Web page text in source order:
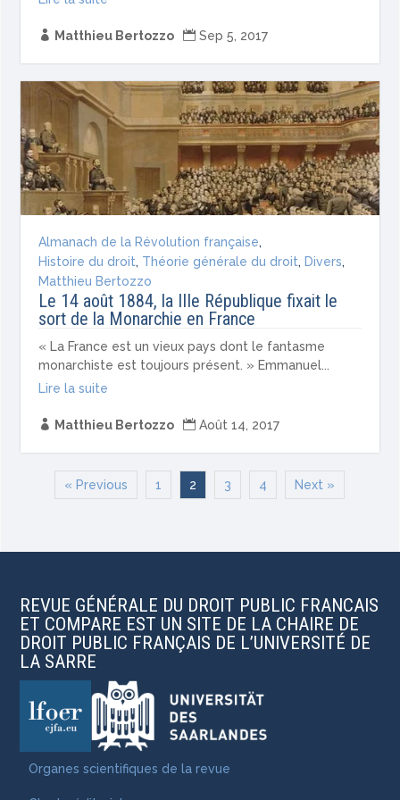
 Matthieu Bertozzo  Sep 5, 2017
Almanach de la Révolution française,
Histoire du droit, Théorie générale du droit, Divers,
Matthieu Bertozzo
Le 14 août 1884, la IIIe République fixait le
sort de la Monarchie en France
« La France est un vieux pays dont le fantasme
monarchiste est toujours présent. » Emmanuel...
Lire la suite
 Matthieu Bertozzo  Août 14, 2017
« Previous 1 2 3 4 Next »
REVUE GÉNÉRALE DU DROIT PUBLIC FRANCAIS
ET COMPARE EST UN SITE DE LA CHAIRE DE
DROIT PUBLIC FRANÇAIS DE L’UNIVERSITÉ DE
LA SARRE
Organes scientifiques de la revue